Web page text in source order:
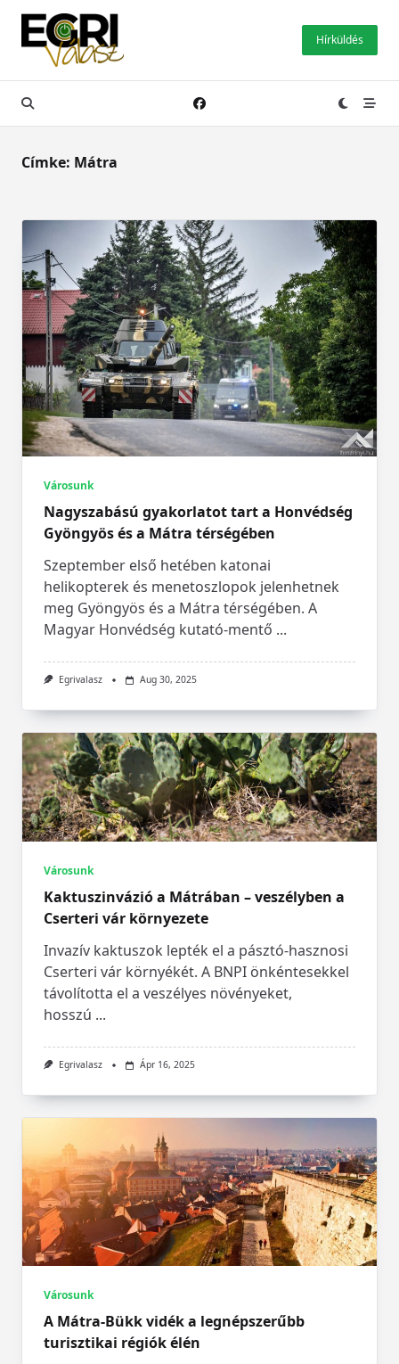
Skip
content
Hírküldés
Címke: Mátra
Városunk
Nagyszabású gyakorlatot tart a Honvédség
Gyöngyös és a Mátra térségében
Szeptember első hetében katonai
helikopterek és menetoszlopok jelenhetnek
meg Gyöngyös és a Mátra térségében. A
Magyar Honvédség kutató-mentő ...
Egrivalasz Aug 30, 2025
Városunk
Kaktuszinvázió a Mátrában – veszélyben a
Cserteri vár környezete
Invazív kaktuszok lepték el a pásztó-hasznosi
Cserteri vár környékét. A BNPI önkéntesekkel
távolította el a veszélyes növényeket,
hosszú ...
Egrivalasz Ápr 16, 2025
Városunk
A Mátra-Bükk vidék a legnépszerűbb
turisztikai régiók élén